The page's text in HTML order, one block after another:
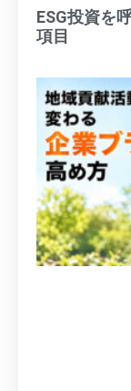
ESG投資を
項目